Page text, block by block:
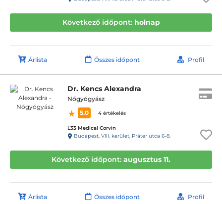
Következő időpont: holnap
Árlista Összes időpont Profil
Dr. Kencs Alexandra
Nőgyógyász
5.0
4 értékelés
L33 Medical Corvin
Budapest, VIII. kerület, Práter utca 6-8.
Következő időpont: augusztus 11.
Árlista Összes időpont Profil